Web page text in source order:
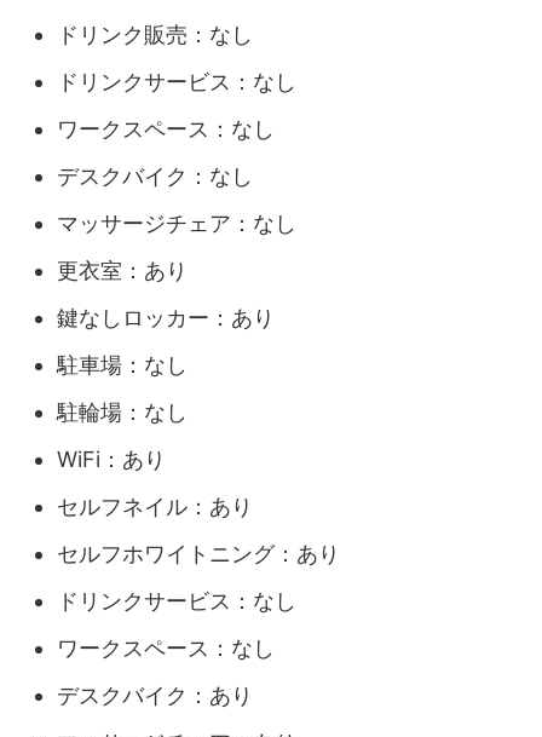
ドリンク販売：なし
ドリンクサービス：なし
ワークスペース：なし
デスクバイク：なし
マッサージチェア：なし
更衣室：あり
鍵なしロッカー：あり
駐車場：なし
駐輪場：なし
WiFi：あり
セルフネイル：あり
セルフホワイトニング：あり
ドリンクサービス：なし
ワークスペース：なし
デスクバイク：あり